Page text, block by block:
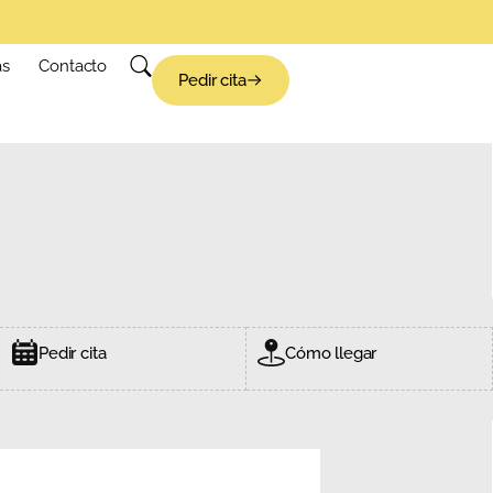
Contacto
Pedir cita
Pedir cita Cómo llegar